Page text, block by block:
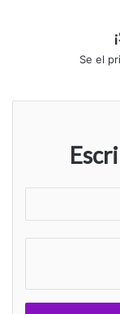
Se el